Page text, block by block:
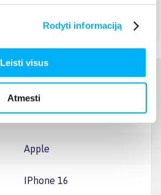
Rodyti informaciją
Leisti visus
Atmesti
Burga
Apple
iPhone 16